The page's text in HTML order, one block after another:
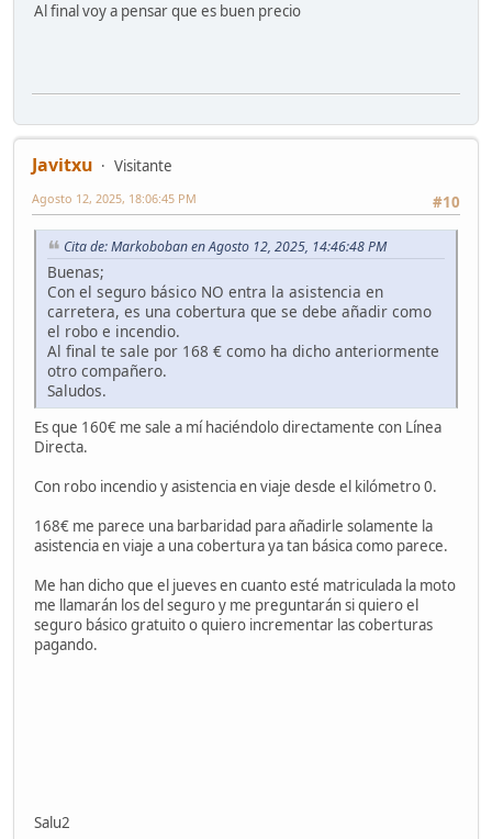
Al final voy a pensar que es buen precio
Javitxu
Visitante
#10
Agosto 12, 2025, 18:06:45 PM
Cita de: Markoboban en Agosto 12, 2025, 14:46:48 PM
Buenas;
Con el seguro básico NO entra la asistencia en
carretera, es una cobertura que se debe añadir como
el robo e incendio.
Al final te sale por 168 € como ha dicho anteriormente
otro compañero.
Saludos.
Es que 160€ me sale a mí haciéndolo directamente con Línea
Directa.
Con robo incendio y asistencia en viaje desde el kilómetro 0.
168€ me parece una barbaridad para añadirle solamente la
asistencia en viaje a una cobertura ya tan básica como parece.
Me han dicho que el jueves en cuanto esté matriculada la moto
me llamarán los del seguro y me preguntarán si quiero el
seguro básico gratuito o quiero incrementar las coberturas
pagando.
Salu2